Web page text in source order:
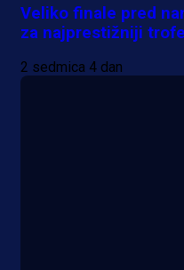
Veliko finale pred
za najprestižniji
2 sedmica 4 dan